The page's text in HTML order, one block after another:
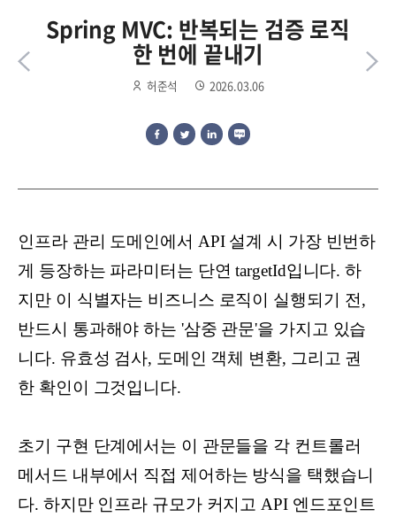
Spring MVC: 반복되는 검증 로직
한 번에 끝내기
허준석 2026.03.06
인프라 관리 도메인에서 API 설계 시 가장 빈번하
게 등장하는 파라미터는 단연 targetId입니다. 하
지만 이 식별자는 비즈니스 로직이 실행되기 전,
반드시 통과해야 하는 '삼중 관문'을 가지고 있습
니다. 유효성 검사, 도메인 객체 변환, 그리고 권
한 확인이 그것입니다.
초기 구현 단계에서는 이 관문들을 각 컨트롤러
메서드 내부에서 직접 제어하는 방식을 택했습니
다. 하지만 인프라 규모가 커지고 API 엔드포인트